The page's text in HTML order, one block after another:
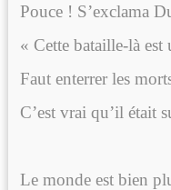
Pouce ! S’exclama
« Cette bataille-là est
Faut enterrer les
C’est vrai qu’il était
Le monde est bien